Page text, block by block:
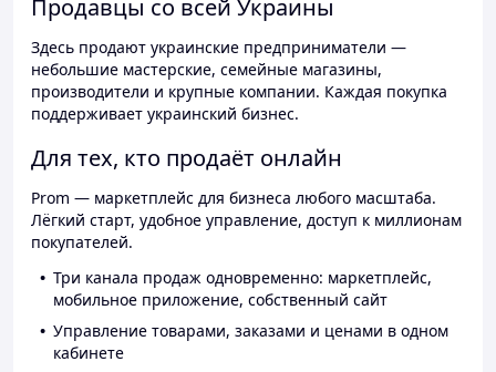
Продавцы со всей Украины
Здесь продают украинские предприниматели —
небольшие мастерские, семейные магазины,
производители и крупные компании. Каждая покупка
поддерживает украинский бизнес.
Для тех, кто продаёт онлайн
Prom — маркетплейс для бизнеса любого масштаба.
Лёгкий старт, удобное управление, доступ к миллионам
покупателей.
Три канала продаж одновременно: маркетплейс,
мобильное приложение, собственный сайт
Управление товарами, заказами и ценами в одном
кабинете